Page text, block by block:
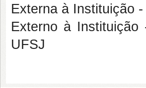
Externa à Instituição
Externo à Instituição
UFSJ